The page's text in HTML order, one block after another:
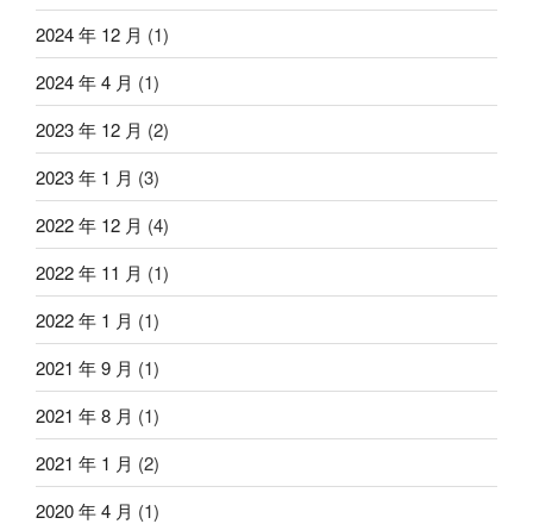
2024 年 12 月 (1)
2024 年 4 月 (1)
2023 年 12 月 (2)
2023 年 1 月 (3)
2022 年 12 月 (4)
2022 年 11 月 (1)
2022 年 1 月 (1)
2021 年 9 月 (1)
2021 年 8 月 (1)
2021 年 1 月 (2)
2020 年 4 月 (1)